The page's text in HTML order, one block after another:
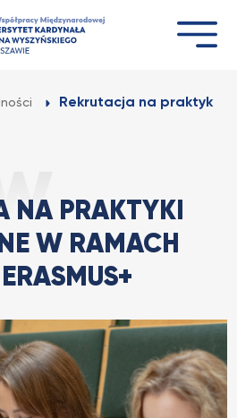
Rekrutacja na praktyki
NA PRAKTYKI
W RAMACH